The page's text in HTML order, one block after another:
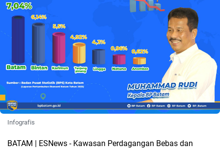
Infografis
BATAM | ESNews - Kawasan Perdagangan Bebas dan